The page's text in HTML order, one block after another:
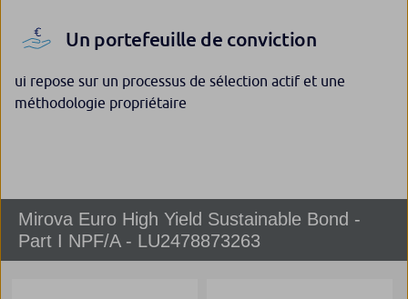
Un portefeuille de conviction
ui repose sur un processus de sélection actif et une
méthodologie propriétaire